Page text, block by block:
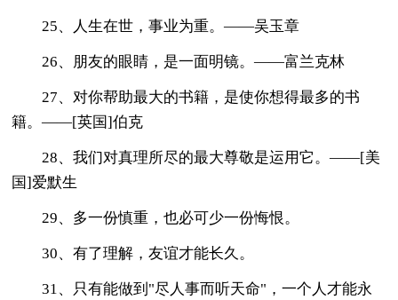
25、人生在世，事业为重。——吴玉章
26、朋友的眼睛，是一面明镜。——富兰克林
27、对你帮助最大的书籍，是使你想得最多的书
籍。——[英国]伯克
28、我们对真理所尽的最大尊敬是运用它。——[美
国]爱默生
29、多一份慎重，也必可少一份悔恨。
30、有了理解，友谊才能长久。
31、只有能做到"尽人事而听天命"，一个人才能永